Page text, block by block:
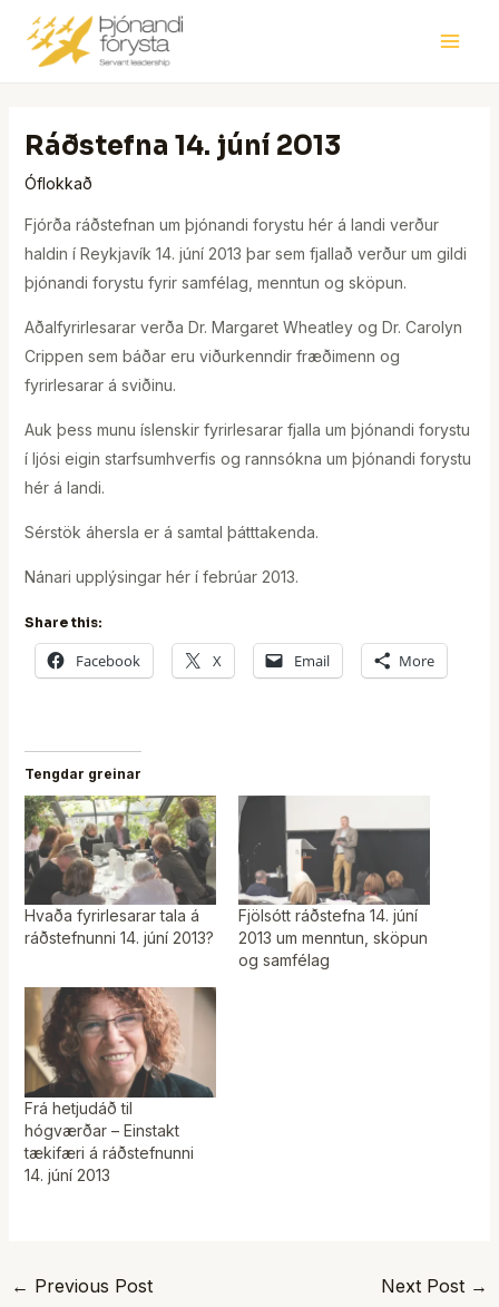
content
Ráðstefna 14. júní 2013
Óflokkað
Fjórða ráðstefnan um þjónandi forystu hér á landi verður
haldin í Reykjavík 14. júní 2013 þar sem fjallað verður um gildi
þjónandi forystu fyrir samfélag, menntun og sköpun.
Aðalfyrirlesarar verða Dr. Margaret Wheatley og Dr. Carolyn
Crippen sem báðar eru viðurkenndir fræðimenn og
fyrirlesarar á sviðinu.
Auk þess munu íslenskir fyrirlesarar fjalla um þjónandi forystu
í ljósi eigin starfsumhverfis og rannsókna um þjónandi forystu
hér á landi.
Sérstök áhersla er á samtal þátttakenda.
Nánari upplýsingar hér í febrúar 2013.
Share this:
Facebook X Email More
Tengdar greinar
Hvaða fyrirlesarar tala á
ráðstefnunni 14. júní 2013?
Fjölsótt ráðstefna 14. júní
2013 um menntun, sköpun
og samfélag
Frá hetjudáð til
hógværðar – Einstakt
tækifæri á ráðstefnunni
14. júní 2013
Post
navigation
← Previous Post Next Post →